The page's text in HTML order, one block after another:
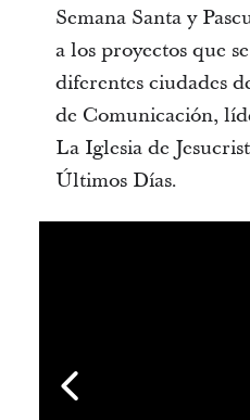
Semana Santa y
a los proyectos que
diferentes ciudades
de Comunicación,
La Iglesia de
Últimos Días.